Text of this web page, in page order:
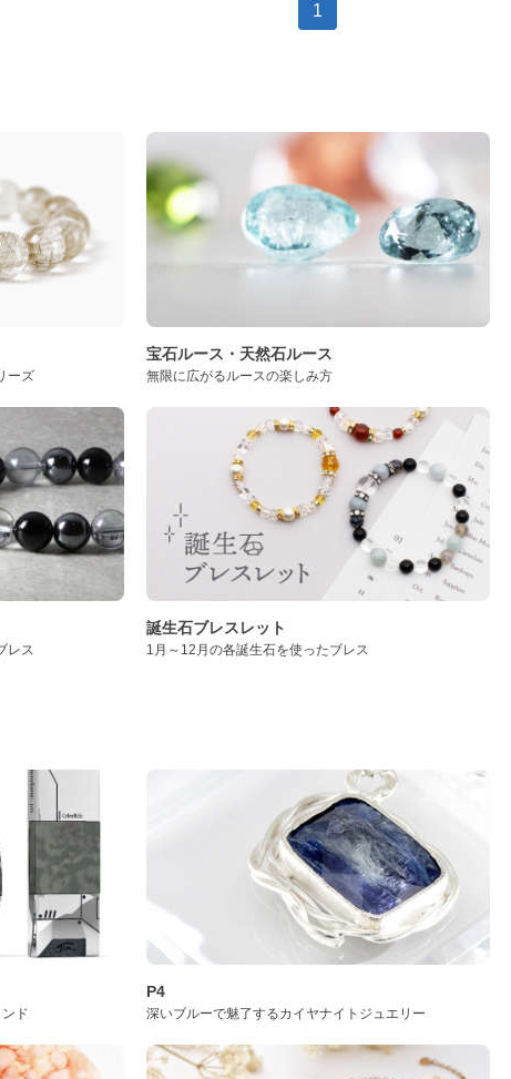
1
ーズ
宝石ルース・天然石ルース
無限に広がるルースの楽しみ方
レス
誕生石ブレスレット
1月～12月の各誕生石を使ったブレス
ド
P4
深いブルーで魅了するカイヤナイトジュエリー